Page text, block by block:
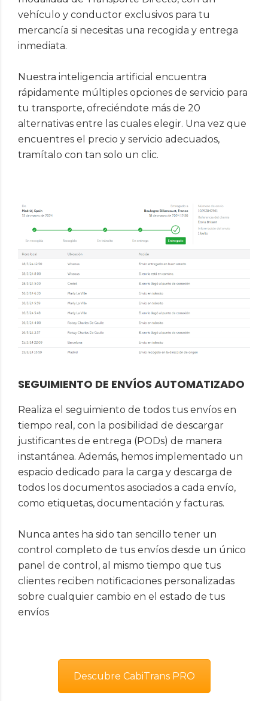
vehículo y conductor exclusivos para tu
mercancía si necesitas una recogida y entrega
inmediata.
Nuestra inteligencia artificial encuentra
rápidamente múltiples opciones de servicio para
tu transporte, ofreciéndote más de 20
alternativas entre las cuales elegir. Una vez que
encuentres el precio y servicio adecuados,
tramítalo con tan solo un clic.
SEGUIMIENTO DE ENVÍOS AUTOMATIZADO
Realiza el seguimiento de todos tus envíos en
tiempo real, con la posibilidad de descargar
justificantes de entrega (PODs) de manera
instantánea. Además, hemos implementado un
espacio dedicado para la carga y descarga de
todos los documentos asociados a cada envío,
como etiquetas, documentación y facturas.
Nunca antes ha sido tan sencillo tener un
control completo de tus envíos desde un único
panel de control, al mismo tiempo que tus
clientes reciben notificaciones personalizadas
sobre cualquier cambio en el estado de tus
envíos
Descubre CabiTrans PRO